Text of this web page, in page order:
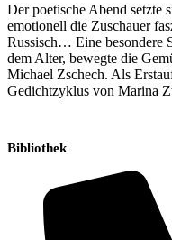
Der poetische Abend
emotionell die Zuschauer
Russisch… Eine besondere
dem Alter, bewegte die
Michael Zschech. Als
Gedichtzyklus von Marina
Bibliothek